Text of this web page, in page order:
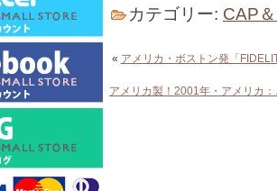
カテゴリー: CAP
« アメリカ・ボストン発「
アメリカ製！2001年・アメリカ